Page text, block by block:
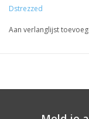
Dstrezzed
Aan verlanglijst